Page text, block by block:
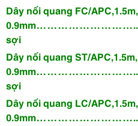
Dây nối quang FC/APC,1.5m,
0.9mm……………………….. giá
sợi
Dây nối quang ST/APC,1.5m,
0.9mm……………………….. giá
sợi
Dây nối quang LC/APC,1.5m,
0.9mm……………………….. giá